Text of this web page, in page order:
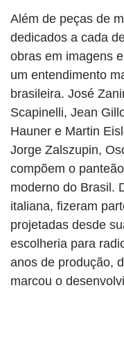
Além de peças de
dedicados a cada
obras em imagens
um entendimento
brasileira. José
Scapinelli, Jean
Hauner e Martin
Jorge Zalszupin,
compõem o
moderno do Brasil.
italiana, fizeram
projetadas desde
escolheria para
anos de produção,
marcou o